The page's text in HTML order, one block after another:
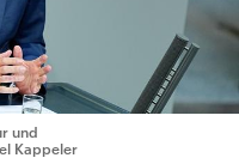
und
Kappeler